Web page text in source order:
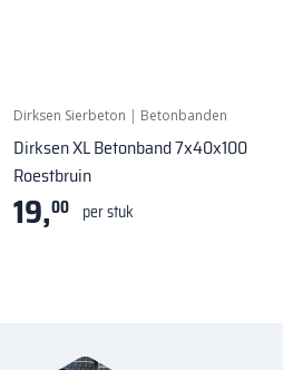
Dirksen Sierbeton | Betonbanden
Dirksen XL Betonband 7x40x100
Roestbruin
19,00 per stuk